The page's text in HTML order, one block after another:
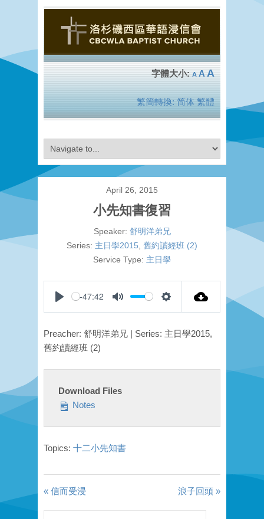
A A A
繁簡轉換: 简体 繁體
April 26, 2015
小先知書復習
Speaker: 舒明洋弟兄
Series: 主日學2015 舊約讀經班 (2)
Service Type: 主日學
Play
-47:42
Mute Settings
Preacher: 舒明洋弟兄 | Series: 主日學2015,
舊約讀經班 (2)
Download Files
Notes
Topics: 十二小先知書
« 信而受浸 浪子回頭 »